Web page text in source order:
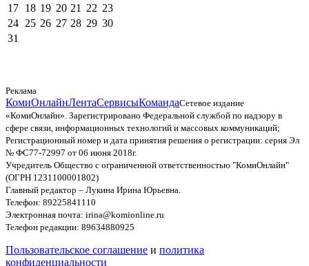
17 18 19 20 21 22 23
24 25 26 27 28 29 30
31
Реклама
КомиОнлайнЛентаСервисыКомандаСетевое издание
«КомиОнлайн». Зарегистрировано Федеральной службой по надзору в
сфере связи, информационных технологий и массовых коммуникаций;
Регистрационный номер и дата принятия решения о регистрации: серия Эл
№ ФС77-72997 от 06 июня 2018г.
Учредитель Общество с ограниченной ответственностью "КомиОнлайн"
(ОГРН 1231100001802)
Главный редактор – Лукина Ирина Юрьевна.
Телефон: 89225841110
Электронная почта: irina@komionline.ru
Телефон редакции: 89634880925
Пользовательское соглашение и политика
конфиденциальности